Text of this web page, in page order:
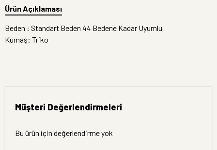
Ürün Açıklaması
Beden : Standart Beden 44 Bedene Kadar Uyumlu
Kumaş: Triko
Müşteri Değerlendirmeleri
Bu ürün için değerlendirme yok